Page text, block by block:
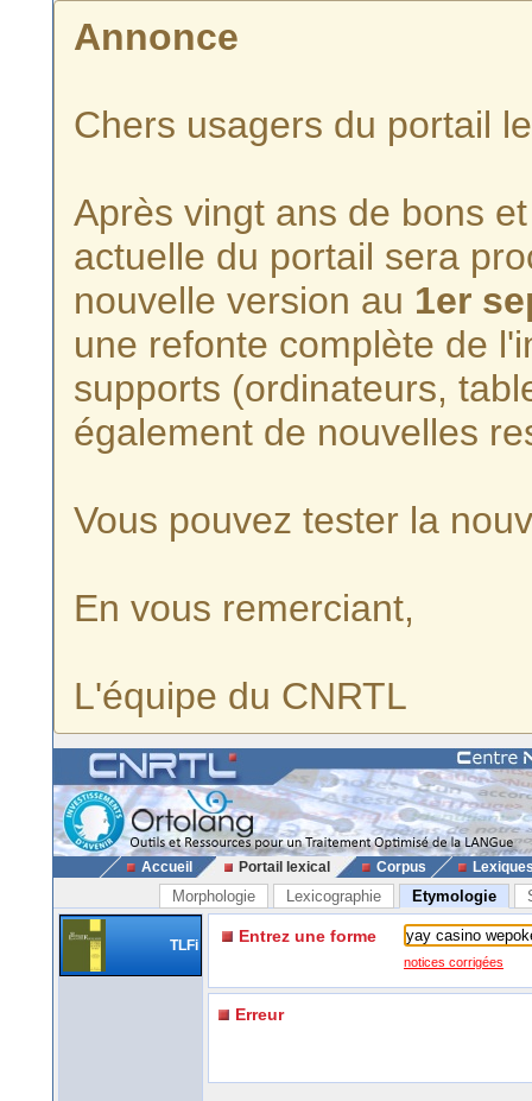
Annonce
Chers usagers du portail
Après vingt ans de bons
actuelle du portail sera
nouvelle version au 1er
une refonte complète de
supports (ordinateurs,
également de nouvelles
Vous pouvez tester la
En vous remerciant,
L'équipe du CNRTL
Accueil Portail lexical Corpus
Morphologie Lexicographie Etymologie
TLFi Entrez une forme
notices corrigées
Erreur